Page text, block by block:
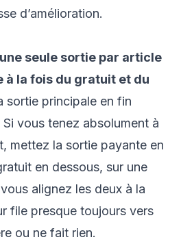
d’amélioration.
seule sortie par article
à la fois du gratuit et du
sortie principale en fin
Si vous tenez absolument à
mettez la sortie payante en
en dessous, sur une
alignez les deux à la
file presque toujours vers
ou ne fait rien.